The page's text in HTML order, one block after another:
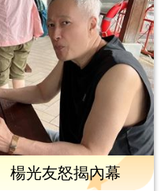
光友怒揭內幕